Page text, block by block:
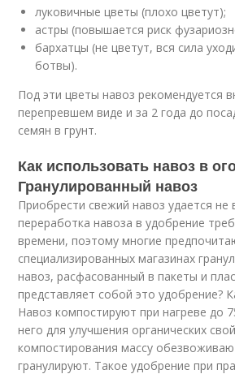
луковичные цветы (плохо цветут);
астры (повышается риск
бархатцы (не цветут, вся сила
ботвы).
Под эти цветы навоз рекомендуется
перепревшем виде и за 2 года до
семян в грунт.
Как использовать навоз в
Гранулированный навоз
Приобрести свежий навоз удается не
переработка навоза в удобрение
времени, поэтому многие
специализированных магазинах
навоз, расфасованный в пакеты и
представляет собой это удобрение?
Навоз компостируют при нагреве до
него для улучшения органических
компостирования массу
гранулируют. Такое удобрение при